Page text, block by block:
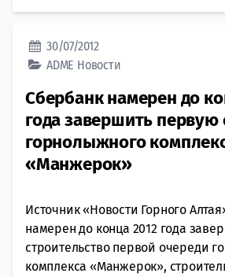
30/07/2012
ADME Новости
Сбербанк намерен до
года завершить первую
горнолыжного
«Манжерок»
Источник «Новости Горного
намерен до конца 2012 года
строительство первой очереди
комплекса «Манжерок»,